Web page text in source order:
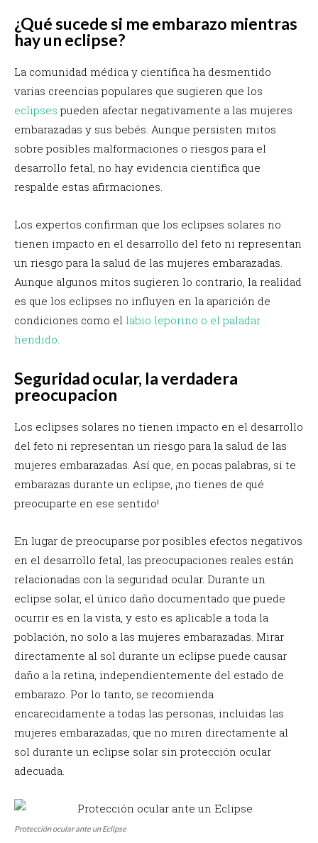
¿Qué sucede si me embarazo mientras
hay un eclipse?
La comunidad médica y científica ha desmentido
varias creencias populares que sugieren que los
eclipses pueden afectar negativamente a las mujeres
embarazadas y sus bebés. Aunque persisten mitos
sobre posibles malformaciones o riesgos para el
desarrollo fetal, no hay evidencia científica que
respalde estas afirmaciones.
Los expertos confirman que los eclipses solares no
tienen impacto en el desarrollo del feto ni representan
un riesgo para la salud de las mujeres embarazadas.
Aunque algunos mitos sugieren lo contrario, la realidad
es que los eclipses no influyen en la aparición de
condiciones como el labio leporino o el paladar
hendido
Seguridad ocular, la verdadera
preocupacion
Los eclipses solares no tienen impacto en el desarrollo
del feto ni representan un riesgo para la salud de las
mujeres embarazadas. Así que, en pocas palabras, si te
embarazas durante un eclipse, ¡no tienes de qué
preocuparte en ese sentido!
En lugar de preocuparse por posibles efectos negativos
en el desarrollo fetal, las preocupaciones reales están
relacionadas con la seguridad ocular. Durante un
eclipse solar, el único daño documentado que puede
ocurrir es en la vista, y esto es aplicable a toda la
población, no solo a las mujeres embarazadas. Mirar
directamente al sol durante un eclipse puede causar
daño a la retina, independientemente del estado de
embarazo. Por lo tanto, se recomienda
encarecidamente a todas las personas, incluidas las
mujeres embarazadas, que no miren directamente al
sol durante un eclipse solar sin protección ocular
adecuada.
Protección ocular ante un Eclipse